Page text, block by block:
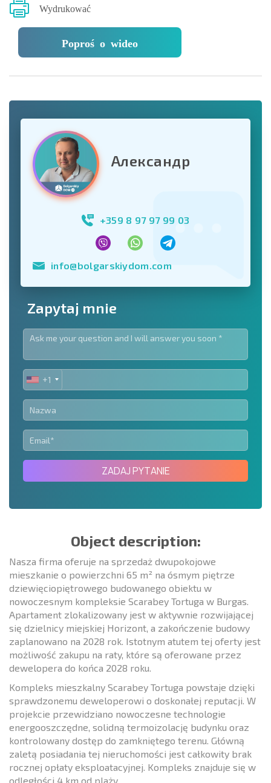
Wydrukować
Poproś o wideo
Александр
+359 8 97 97 99 03
info@bolgarskiydom.com
Zapytaj mnie
UNITED
STATES
+1
+1
ZADAJ PYTANIE
Object description:
Nasza firma oferuje na sprzedaż dwupokojowe
mieszkanie o powierzchni 65 m² na ósmym piętrze
dziewięciopiętrowego budowanego obiektu w
nowoczesnym kompleksie Scarabey Tortuga w Burgas.
Apartament zlokalizowany jest w aktywnie rozwijającej
się dzielnicy miejskiej Horizont, a zakończenie budowy
zaplanowano na 2028 rok. Istotnym atutem tej oferty jest
możliwość zakupu na raty, które są oferowane przez
dewelopera do końca 2028 roku.
Kompleks mieszkalny Scarabey Tortuga powstaje dzięki
sprawdzonemu deweloperowi o doskonałej reputacji. W
projekcie przewidziano nowoczesne technologie
energooszczędne, solidną termoizolację budynku oraz
kontrolowany dostęp do zamkniętego terenu. Główną
zaletą posiadania tej nieruchomości jest całkowity brak
rocznej opłaty eksploatacyjnej. Kompleks znajduje się w
odległości 4 km od plaży.